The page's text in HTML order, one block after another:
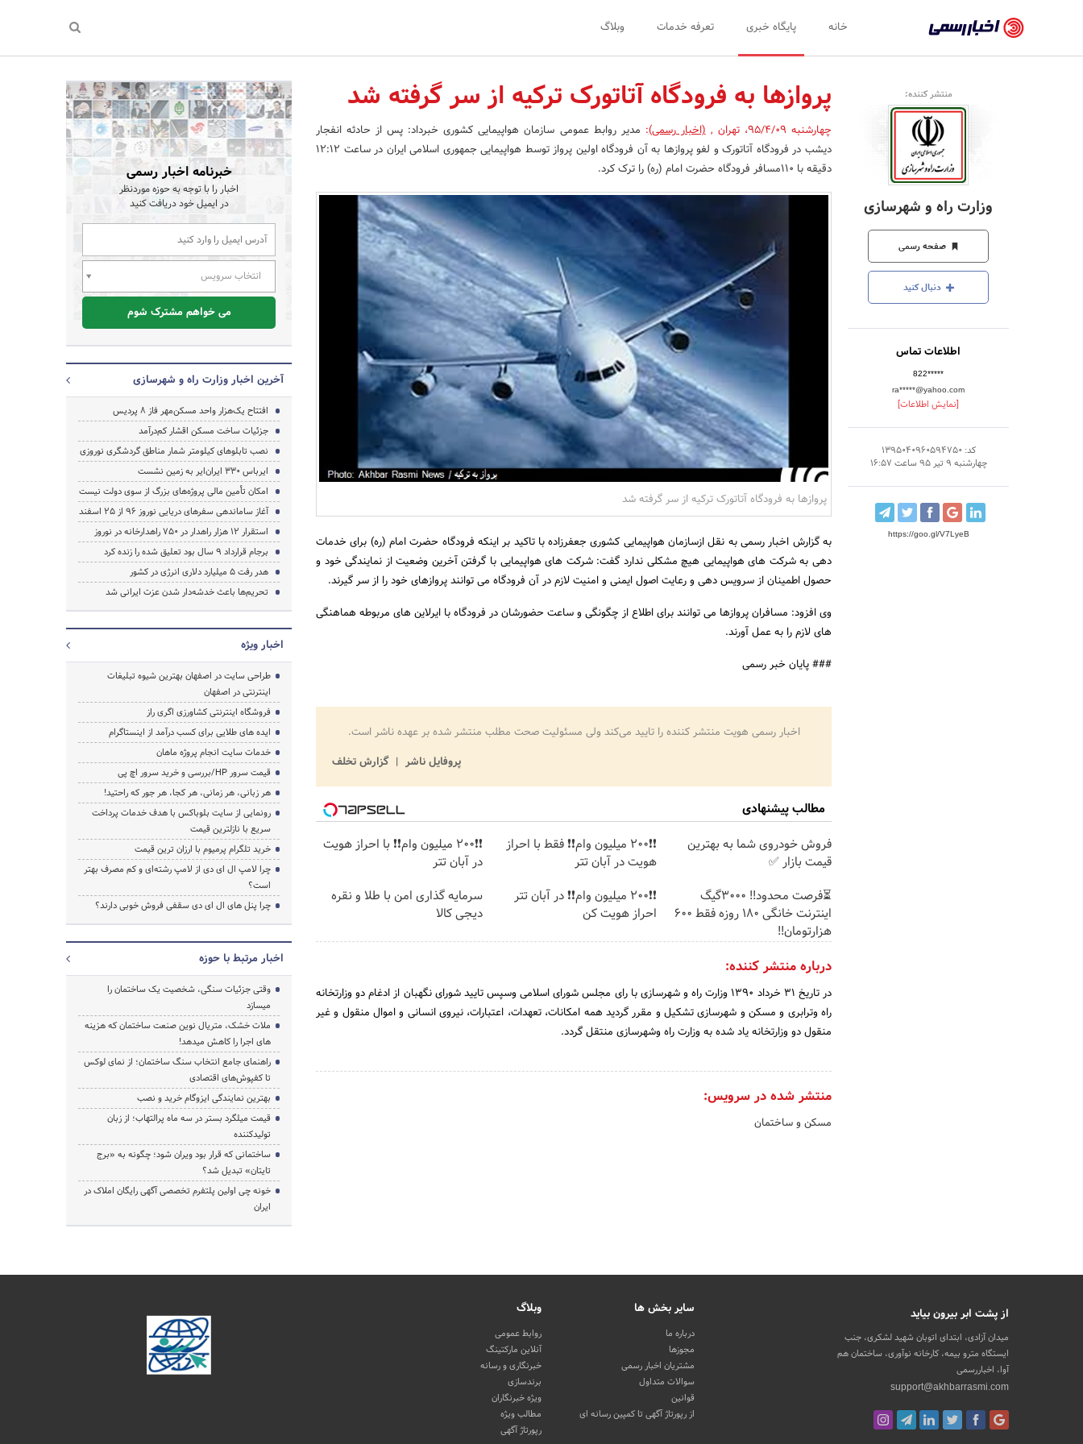
رسمی
-
اخبار
تایید
شده
شرکت‌ها،
سازمان‌ها
و
روابط
عمومی‌ها
خانه پایگاه خبری تعرفه خدمات وبلاگ
منتشر کننده:
وزارت راه و شهرسازی
صفحه رسمی
دنبال کنید
اطلاعات تماس
822*****
ra*****@yahoo.com
[نمایش اطلاعات]
کد: 1395040960594750
چهارشنبه 9 تیر 95 ساعت 16:57
https://goo.gl/V7LyeB
پروازها به فرودگاه آتاتورک ترکیه از سر گرفته شد
چهارشنبه 95/4/09 ،تهران ,(اخبار رسمی): مدیر روابط عمومی سازمان هواپیمایی کشوری خبرداد: پس از حادثه انفجار
دیشب در فرودگاه آتاتورک و لغو پروازها به آن فرودگاه اولین پرواز توسط هواپیمایی جمهوری اسلامی ایران در ساعت 12:12
دقیقه با 110مسافر فرودگاه حضرت امام (ره) را ترک کرد.
پروازها به فرودگاه آتاتورک ترکیه از سر گرفته شد
به گزارش اخبار رسمی به نقل ازسازمان هواپیمایی کشوری جعفرزاده با تاکید بر اینکه فرودگاه حضرت امام (ره) برای خدمات
دهی به شرکت های هواپیمایی هیچ مشکلی ندارد گفت: شرکت های هواپیمایی با گرفتن آخرین وضعیت از نمایندگی خود و
حصول اطمینان از سرویس دهی و رعایت اصول ایمنی و امنیت لازم در آن فرودگاه می توانند پروازهای خود را از سر گیرند.
وی افزود: مسافران پروازها می توانند برای اطلاع از چگونگی و ساعت حضورشان در فرودگاه با ایرلاین های مربوطه هماهنگی
های لازم را به عمل آورند.
### پایان خبر رسمی
اخبار رسمی هویت منتشر کننده را تایید می‌کند ولی مسئولیت صحت مطلب منتشر شده بر عهده ناشر است.
پروفایل ناشر
گزارش تخلف
مطالب پیشنهادی
فروش خودروی شما به بهترین
قیمت بازار ✅
❗❗200 میلیون وام❗❗ فقط با احراز
هویت در آبان تتر
❗❗200 میلیون وام❗❗ با احراز هویت
در آبان تتر
⏳فرصت محدود!! 3000گیگ
اینترنت خانگی 180 روزه فقط 600
هزارتومان!!
❗❗200 میلیون وام❗❗ در آبان تتر
احراز هویت کن
سرمایه گذاری امن با طلا و نقره
دیجی کالا
درباره منتشر کننده:
در تاریخ 31 خرداد 1390 وزارت راه و شهرسازی با رای مجلس شورای اسلامی وسپس تایید شورای نگهبان از ادغام دو وزارتخانه
راه وترابری و مسکن و شهرسازی تشکیل و مقرر گردید همه امکانات، تعهدات، اعتبارات، نیروی انسانی و اموال منقول و غیر
منقول دو وزارتخانه یاد شده به وزارت راه وشهرسازی منتقل گردد.
منتشر شده در سرویس:
مسکن و ساختمان
خبرنامه اخبار رسمی
اخبار را با توجه به حوزه موردنظر
در ایمیل خود دریافت کنید
انتخاب سرویس
می خواهم مشترک شوم
آخرین اخبار وزارت راه و شهرسازی
افتتاح یک‌هزار واحد مسکن‌مهر فاز ۸ پردیس
جزئیات ساخت مسکن اقشار کم‌درآمد
نصب تابلوهای کیلومتر شمار مناطق گردشگری نوروزی
ایرباس ۳۳۰ ایران‌ایر به زمین نشست
امکان تأمین مالی پروژه‌های بزرگ از سوی دولت نیست
آغاز ساماندهی سفرهای دریایی نوروز ۹۶ از ۲۵ اسفند‌
استقرار ۱۲ هزار راهدار در ۷۵۰ راهدارخانه در نوروز
برجام قرارداد ۹ سال بود تعلیق شده را زنده کرد
هدر رفت ۵ میلیارد دلاری انرژی در کشور
تحریم‌ها باعث خدشه‌دار شدن عزت ایرانی شد
اخبار ویژه
طراحی سایت در اصفهان بهترین شیوه تبلیغات
اینترنتی در اصفهان
فروشگاه اینترنتی کشاورزی اگری راز
ایده های طلایی برای کسب درآمد از اینستاگرام
خدمات سایت انجام پروژه ماهان
قیمت سرور HP/بررسی و خرید سرور اچ پی
هر زبانی، هر زمانی، هر کجا، هر جور که راحتید!
رونمایی از سایت بلوباکس با هدف خدمات پرداخت
سریع با نازلترین قیمت
خرید تلگرام پرمیوم با ارزان ترین قیمت
چرا لامپ ال ای دی از لامپ رشته‌ای و کم مصرف بهتر
است؟
چرا پنل های ال ای دی سقفی فروش خوبی دارند؟
اخبار مرتبط با حوزه
وقتی جزئیات سنگی، شخصیت یک ساختمان را
میسازد
ملات خشک، متریال نوین صنعت ساختمان که هزینه‌
های اجرا را کاهش میدهد!
راهنمای جامع انتخاب سنگ ساختمان؛ از نمای لوکس
تا کفپوش‌های اقتصادی
بهترین نمایندگی ایزوگام خرید و نصب
قیمت میلگرد بستر در سه ماه پرالتهاب؛ از زبان
تولیدکننده
ساختمانی که قرار بود ویران شود؛ چگونه به «برج
تایتان» تبدیل شد؟
خونه چی اولین پلتفرم تخصصی آگهی رایگان املاک در
ایران
از پشت ابر بیرون بیاید
میدان آزادی، ابتدای اتوبان شهید لشکری، جنب
ایستگاه مترو بیمه، کارخانه نوآوری، ساختمان هم
آوا، اخباررسمی
support@akhbarrasmi.com
سایر بخش ها
درباره ما
مجوزها
مشتریان اخبار رسمی
سوالات متداول
قوانین
از رپورتاژ آگهی تا کمپین رسانه ای
وبلاگ
روابط عمومی
آنلاین مارکتینگ
خبرنگاری و رسانه
برندسازی
ویژه خبرنگاران
مطالب ویژه
رپورتاژ آگهی